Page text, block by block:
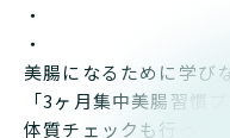
・
・
美腸になるために学び
「3ヶ月集中美腸習慣プ
体質チェックも行ってい